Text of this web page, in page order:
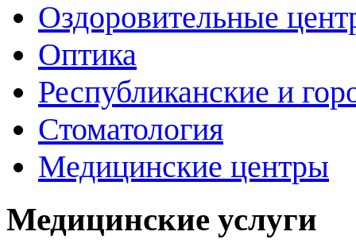
Оздоровительные
Оптика
Республиканские и
Стоматология
Медицинские центры
Медицинские услуги